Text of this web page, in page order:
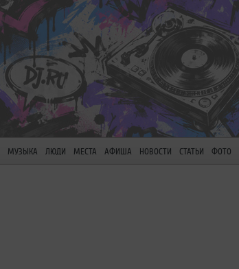
МУЗЫКА ЛЮДИ МЕСТА АФИША НОВОСТИ СТАТЬИ ФОТО